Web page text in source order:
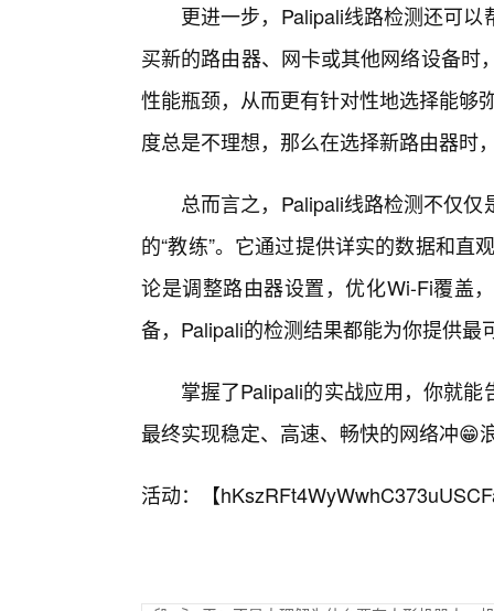
更进一步，Palipali线路检测还可
买新的路由器、网卡或其他网络设备时
性能瓶颈，从而更有针对性地选择能够
度总是不理想，那么在选择新路由器时
总而言之，Palipali线路检测不仅
的“教练”。它通过提供详实的数据和直
论是调整路由器设置，优化Wi-Fi覆盖
备，Palipali的检测结果都能为你提供最
掌握了Palipali的实战应用，你就
最终实现稳定、高速、畅快的网络冲😁
活动：【